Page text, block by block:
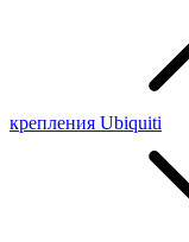
крепления Ubiquiti